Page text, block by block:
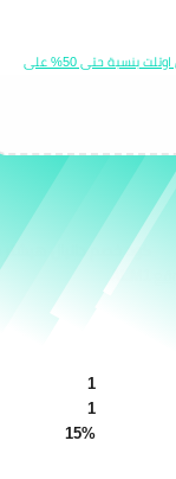
كود خصم تشلدرن صالون اوتلت بنسبة حتى 50% على
كود خصم دانيال هيشتر
ALM1
1
1
15%